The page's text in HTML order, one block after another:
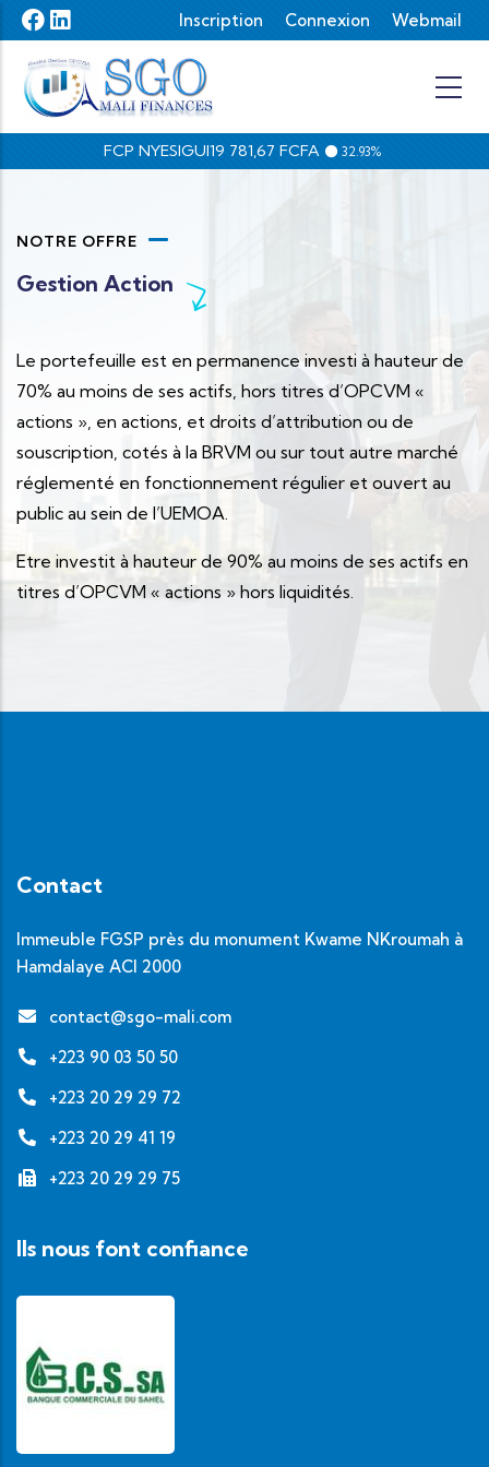
Aller au contenu principalLiens du top
Inscription Connexion Webmail
FCP NYESIGUI19 781,67 FCFA 32.93%
NOTRE OFFRE
Gestion Action
Le portefeuille est en permanence investi à hauteur de
70% au moins de ses actifs, hors titres d’OPCVM «
actions », en actions, et droits d’attribution ou de
souscription, cotés à la BRVM ou sur tout autre marché
réglementé en fonctionnement régulier et ouvert au
public au sein de l’UEMOA.
Etre investit à hauteur de 90% au moins de ses actifs en
titres d’OPCVM « actions » hors liquidités.
Contact
Immeuble FGSP près du monument Kwame NKroumah à
Hamdalaye ACI 2000
contact@sgo-mali.com
+223 90 03 50 50
+223 20 29 29 72
+223 20 29 41 19
+223 20 29 29 75
Ils nous font confiance